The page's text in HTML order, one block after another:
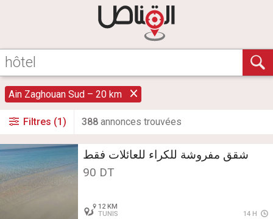
Ain Zaghouan Sud – 20 km
Filtres (1) 388 annonces trouvées
شقق مفروشة للكراء للعائلات فقط
90 DT
12 KM
TUNIS
14 H